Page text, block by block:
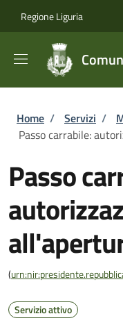
Regione Liguria
Briciole di
Home / Servizi /
Passo carrabile:
Passo
(
Servizio attivo